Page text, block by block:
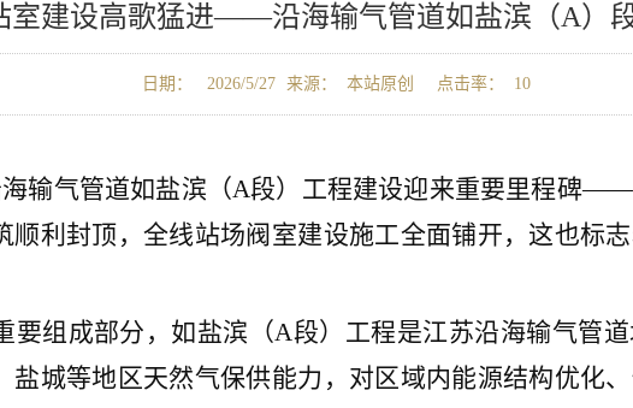
室建设高歌猛进——沿海输气管道如盐滨（A）
日期： 2026/5/27 来源： 本站原创 点击率： 10
海输气管道如盐滨（A段）工程建设迎来重要里程碑
顺利封顶，全线站场阀室建设施工全面铺开， 这也标
要组成部分，如盐滨（A段）工程是江苏沿海输气管
盐城等地区天然气保供能力，对区域内能源结构优化、